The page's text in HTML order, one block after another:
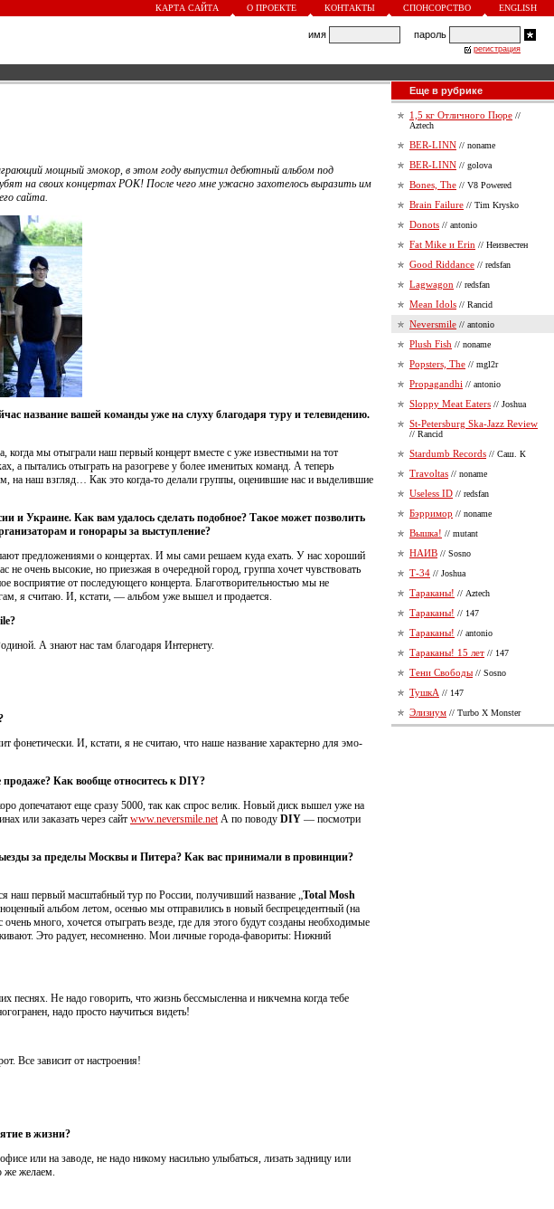
КАРТА САЙТА О ПРОЕКТЕ КОНТАКТЫ СПОНСОРСТВО ENGLISH
имя пароль
регистрация
мощный эмокор, в этом году выпустил дебютный альбом под
на своих концертах РОК! После чего мне ужасно захотелось выразить им
сайта.
название вашей команды уже на слуху благодаря туру и телевидению.
когда мы отыграли наш первый концерт вместе с уже известными на тот
а пытались отыграть на разогреве у более именитых команд. А теперь
наш взгляд… Как это когда-то делали группы, оценившие нас и выделившие
и Украине. Как вам удалось сделать подобное? Такое может позволить
и гонорары за выступление?
предложениями о концертах. И мы сами решаем куда ехать. У нас хороший
не очень высокие, но приезжая в очередной город, группа хочет чувствовать
восприятие от последующего концерта. Благотворительностью мы не
я считаю. И, кстати, — альбом уже вышел и продается.
А знают нас там благодаря Интернету.
фонетически. И, кстати, я не считаю, что наше название характерно для эмо-
продаже? Как вообще относитесь к DIY?
допечатают еще сразу 5000, так как спрос велик. Новый диск вышел уже на
или заказать через сайт www.neversmile.netА по поводу DIY — посмотри
за пределы Москвы и Питера? Как вас принимали в провинции?
наш первый масштабный тур по России, получивший название „Total Mosh
альбом летом, осенью мы отправились в новый беспрецедентный (на
много, хочется отыграть везде, где для этого будут созданы необходимые
Это радует, несомненно. Мои личные города-фавориты: Нижний
Не надо говорить, что жизнь бессмысленна и никчемна когда тебе
надо просто научиться видеть!
Все зависит от настроения!
в жизни?
или на заводе, не надо никому насильно улыбаться, лизать задницу или
же желаем.
Еще в рубрике
1,5 кг Отличного Пюре //
Aztech
BER-LINN // noname
BER-LINN // golova
Bones, The // V8 Powered
Brain Failure // Tim Krysko
Donots // antonio
Fat Mike и Erin // Неизвестен
Good Riddance // redsfan
Lagwagon // redsfan
Mean Idols // Rancid
Neversmile // antonio
Plush Fish // noname
Popsters, The // mgl2r
Propagandhi // antonio
Sloppy Meat Eaters // Joshua
St-Petersburg Ska-Jazz Review
// Rancid
Stardumb Records // Саш. К
Travoltas // noname
Useless ID // redsfan
Бэрримор // noname
Вышка! // mutant
НАИВ // Sosno
Т-34 // Joshua
Тараканы! // Aztech
Тараканы! // 147
Тараканы! // antonio
Тараканы! 15 лет // 147
Тени Свободы // Sosno
ТушкА // 147
Элизиум // Turbo X Monster